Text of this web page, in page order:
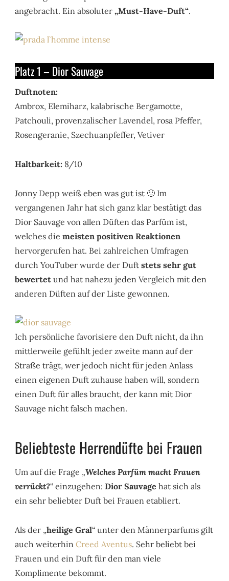
angebracht. Ein absoluter„Must-Have-Duft“.
Platz 1 – Dior Sauvage
Duftnoten:
Ambrox, Elemiharz, kalabrische Bergamotte,
Patchouli, provenzalischer Lavendel, rosa Pfeffer,
Rosengeranie, Szechuanpfeffer, Vetiver
Haltbarkeit: 8/10
Jonny Depp weiß eben was gut ist 🙂 Im
vergangenen Jahr hat sich ganz klar bestätigt das
Dior Sauvage von allen Düften das Parfüm ist,
welches diemeisten positiven Reaktionen
hervorgerufen hat. Bei zahlreichen Umfragen
durch YouTuber wurde der Duftstets sehr gut
bewertet und hat nahezu jeden Vergleich mit den
anderen Düften auf der Liste gewonnen.
Ich persönliche favorisiere den Duft nicht, da ihn
mittlerweile gefühlt jeder zweite mann auf der
Straße trägt, wer jedoch nicht für jeden Anlass
einen eigenen Duft zuhause haben will, sondern
einen Duft für alles braucht, der kann mit Dior
Sauvage nicht falsch machen.
Beliebteste Herrendüfte bei Frauen
Um auf die Frage „Welches Parfüm macht Frauen
verrückt?“ einzugehen:Dior Sauvage hat sich als
ein sehr beliebter Duft bei Frauen etabliert.
Als der „heilige Gral“ unter den Männerparfums gilt
auch weiterhinCreed Aventus. Sehr beliebt bei
Frauen und ein Duft für den man viele
Komplimente bekommt.